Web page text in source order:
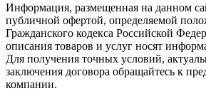
Информация, размещенная на данном
публичной офертой, определяемой
Гражданского кодекса Российской
описания товаров и услуг носят
Для получения точных условий,
заключения договора обращайтесь к
компании.